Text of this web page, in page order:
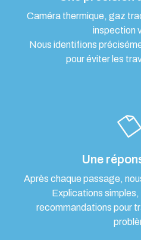
Caméra thermique, gaz
inspection
Nous identifions
pour éviter les
Une
Après chaque passage,
Explications
recommandations pour